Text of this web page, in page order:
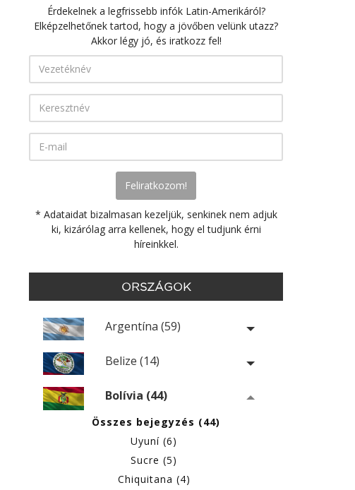
Érdekelnek a legfrissebb infók Latin-Amerikáról?
Elképzelhetőnek tartod, hogy a jövőben velünk utazz?
Akkor légy jó, és iratkozz fel!
* Adataidat bizalmasan kezeljük, senkinek nem adjuk
ki, kizárólag arra kellenek, hogy el tudjunk érni
híreinkkel.
ORSZÁGOK
Argentína (59)
Belize (14)
Bolívia (44)
Összes bejegyzés (44)
Uyuní (6)
Sucre (5)
Chiquitana (4)